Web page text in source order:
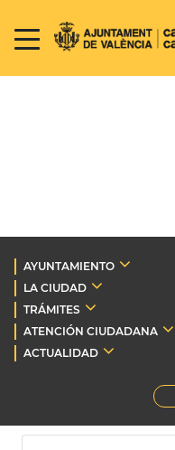
AYUNTAMIENTO
LA CIUDAD
TRÁMITES
ATENCIÓN CIUDADANA
ACTUALIDAD